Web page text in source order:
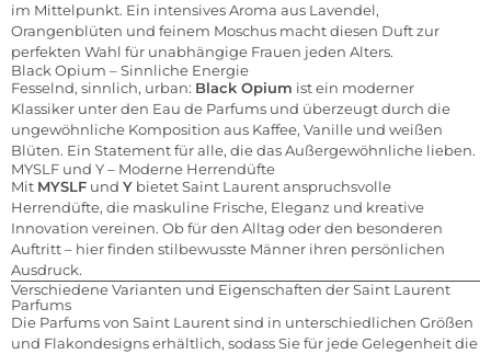
im Mittelpunkt. Ein intensives Aroma aus Lavendel,
Orangenblüten und feinem Moschus macht diesen Duft zur
perfekten Wahl für unabhängige Frauen jeden Alters.
Black Opium – Sinnliche Energie
Fesselnd, sinnlich, urban: Black Opium ist ein moderner
Klassiker unter den Eau de Parfums und überzeugt durch die
ungewöhnliche Komposition aus Kaffee, Vanille und weißen
Blüten. Ein Statement für alle, die das Außergewöhnliche lieben.
MYSLF und Y – Moderne Herrendüfte
Mit MYSLF und Y bietet Saint Laurent anspruchsvolle
Herrendüfte, die maskuline Frische, Eleganz und kreative
Innovation vereinen. Ob für den Alltag oder den besonderen
Auftritt – hier finden stilbewusste Männer ihren persönlichen
Ausdruck.
Verschiedene Varianten und Eigenschaften der Saint Laurent
Parfums
Die Parfums von Saint Laurent sind in unterschiedlichen Größen
und Flakondesigns erhältlich, sodass Sie für jede Gelegenheit die